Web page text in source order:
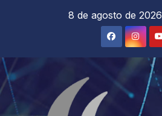
8 de agosto de 2026